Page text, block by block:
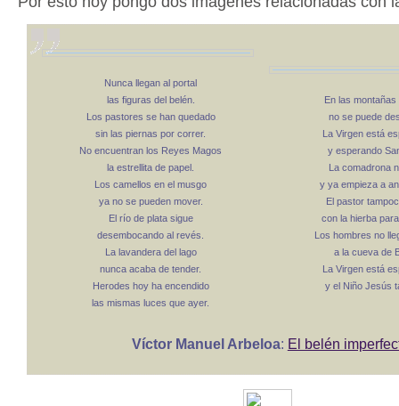
Nunca llegan al portal
las figuras del belén.
Los pastores se han quedado
sin las piernas por correr.
No encuentran los Reyes Magos
la estrellita de papel.
Los camellos en el musgo
ya no se pueden mover.
El río de plata sigue
desembocando al revés.
La lavandera del lago
nunca acaba de tender.
Herodes hoy ha encendido
las mismas luces que ayer.
En las montañas
no se puede
La Virgen está
y esperando
La comadrona
y ya empieza a
El pastor
con la hierba
Los hombres no
a la cueva de
La Virgen está
y el Niño Jesús
Víctor Manuel Arbeloa: El belén